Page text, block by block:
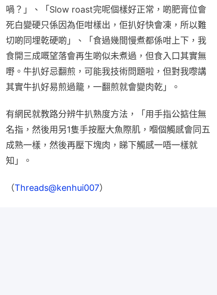
喎？」、「Slow roast完呢個樣好正常，啲肥膏位會
死白變硬只係因為佢咁樣出，佢扒好快會凍，所以難
切啲同埋乾硬啲」、「食過幾間慢煮都係咁上下，我
食開三成嘅望落會再生啲似未煮過，但食入口其實無
嘢。牛扒好忌翻煎，可能我技術問題啦，但對我嚟講
其實牛扒好易煎過籠，一翻煎就會變肉乾」。
有網民就教路分辨牛扒熟度方法，「用手指公掂住無
名指，然後用另1隻手按壓大魚際肌，嗰個觸感會同五
成熟一樣，然後再壓下塊肉，睇下觸感一唔一樣就
知」。
（Threads@kenhui007）